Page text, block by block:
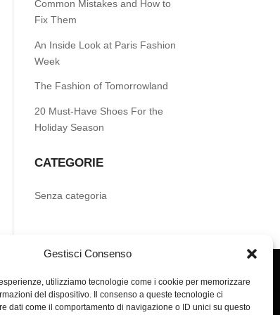
Gestisci Consenso
utilizziamo tecnologie come i cookie per memorizzare
del dispositivo. Il consenso a queste tecnologie ci
dati come il comportamento di navigazione o ID unici su questo
Common Mistakes and How to
Fix Them
An Inside Look at Paris Fashion
Week
The Fashion of Tomorrowland
20 Must-Have Shoes For the
Holiday Season
CATEGORIE
Senza categoria